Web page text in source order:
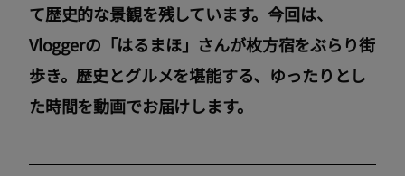
て歴史的な景観を残しています。今回は、
Vloggerの「はるまほ」さんが枚方宿をぶらり街
歩き。歴史とグルメを堪能する、ゆったりとし
た時間を動画でお届けします。